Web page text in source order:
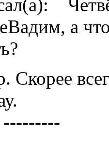
а
Скорее
---------